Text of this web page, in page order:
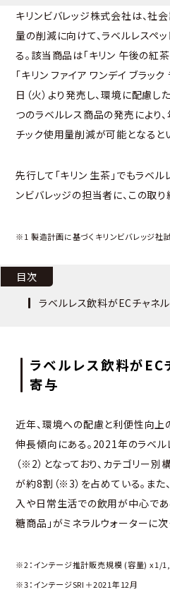
キリンビバレッジ株式会社は、社
量の削減に向けて、ラベルレスペ
る。該当商品は「キリン 午後の紅
「キリン ファイア ワンデイ ブラッ
日（火）より発売し、環境に配慮
つのラベルレス商品の発売により
チック使用量削減が可能となると
先行して「キリン 生茶」でもラベ
ンビバレッジの担当者に、この取り
※1 製造計画に基づくキリンビバレッジ社
目次
ラベルレス飲料がECチャネ
ラベルレス飲料がEC
寄与
近年、環境への配慮と利便性向
伸長傾向にある。2021年のラベ
（※2）となっており、カテゴリー
が約8割（※3）を占めている。ま
入や日常生活での飲用が中心であ
糖商品」がミネラルウォーターに次
※2：インテージ推計販売規模 (容量) x1/
※3：インテージSRI＋2021年12月